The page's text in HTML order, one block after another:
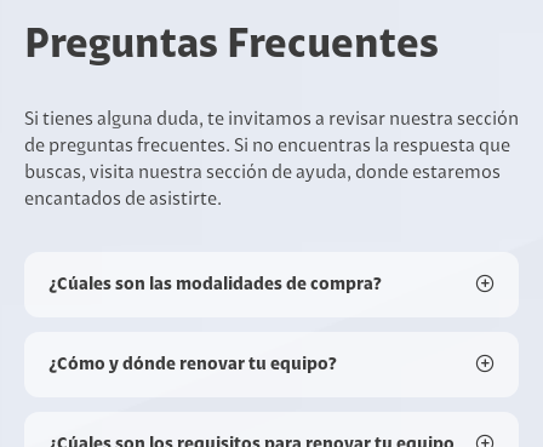
Preguntas Frecuentes
Si tienes alguna duda, te invitamos a revisar nuestra sección
de preguntas frecuentes. Si no encuentras la respuesta que
buscas, visita nuestra sección de ayuda, donde estaremos
encantados de asistirte.
¿Cúales son las modalidades de compra?
¿Cómo y dónde renovar tu equipo?